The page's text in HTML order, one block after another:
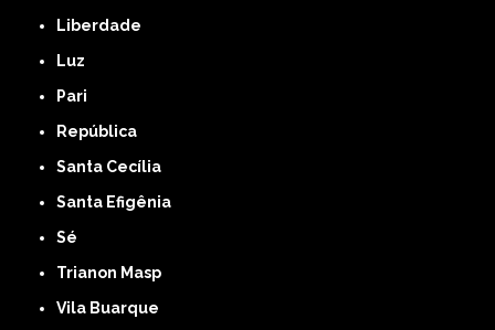
Liberdade
Luz
Pari
República
Santa Cecília
Santa Efigênia
Sé
Trianon Masp
Vila Buarque